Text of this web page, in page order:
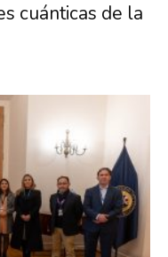
cuánticas de la